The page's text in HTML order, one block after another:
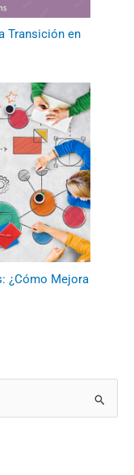
Transición en
¿Cómo Mejora